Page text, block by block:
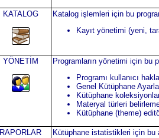
KATALOG
Katalog işlemleri için bu
Kayıt yönetimi (yeni,
YÖNETİM
Programların yönetimi için bu
Programı kullanıcı
Genel Kütüphane
Kütüphane
Materyal türleri
Kütüphane (theme)
RAPORLAR
Kütüphane istatistikleri için bu